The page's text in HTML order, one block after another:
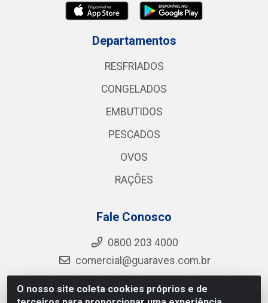
O nosso site coleta cookies próprios e de
Departamentos
RESFRIADOS
CONGELADOS
EMBUTIDOS
PESCADOS
OVOS
RAÇÕES
Fale Conosco
0800 203 4000
comercial@guaraves.com.br